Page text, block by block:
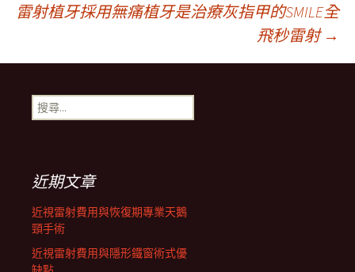
章
導
航
列
雷射植牙採用無痛植牙是治療灰指甲的SMILE全
飛秒雷射 →
搜
尋
近期文章
近視雷射費用與恢復期專業天鵝
頸手術
近視雷射費用與隱形鐵窗術式優